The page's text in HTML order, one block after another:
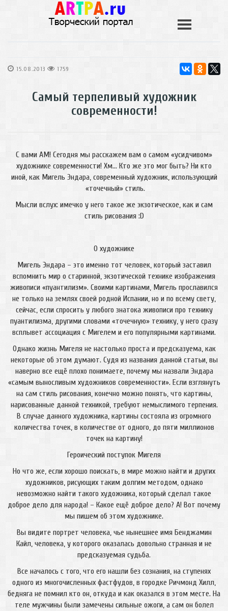
15.08.2013 1759
Самый терпеливый художник
современности!
С вами AM! Сегодня мы расскажем вам о самом «усидчивом»
художнике современности! Хм… Кто же это мог быть? Ни кто
иной, как Мигель Эндара, современный художник, использующий
«точечный» стиль.
Мысли вслух: имечко у него такое же экзотическое, как и сам
стиль рисования :D
О художнике
Мигель Эндара – это именно тот человек, который заставил
вспомнить мир о старинной, экзотической технике изображения
живописи «пуантилизм». Своими картинами, Мигель прославился
не только на землях своей родной Испании, но и по всему свету,
сейчас, если спросить у любого знатока живописи про технику
пуантилизма, другими словами «точечную» технику, у него сразу
всплывет ассоциация с Мигелем и его популярными картинами.
Однако жизнь Мигеля не настолько проста и предсказуема, как
некоторые об этом думают. Судя из названия данной статьи, вы
наверно все ещё плохо понимаете, почему мы назвали Эндара
«самым выносливым художников современности». Если взглянуть
на сам стиль рисования, конечно можно понять, что картины,
нарисованные данной техникой, требуют немыслимого терпения.
В случае данного художника, картины состояла из огромного
количества точек, в количестве от одного, до пяти миллионов
точек на картину!
Героический поступок Мигеля
Но что же, если хорошо поискать, в мире можно найти и других
художников, рисующих таким долгим методом, однако
невозможно найти такого художника, который сделал такое
доброе дело для народа! – Какое ещё доброе дело? А! Вот почему
мы пишем об этом художнике.
Вы видите портрет человека, чье нынешнее имя Бенджамин
Кайл, человека, у которого оказалась довольно странная и не
предсказуемая судьба.
Все началось с того, что его нашли без сознания, на ступенях
одного из многочисленных фастфудов, в городке Ричмонд Хилл,
бедняга не помнил кто он, откуда и как оказался в этом месте. На
теле мужчины были замечены сильные ожоги, а сам он болел